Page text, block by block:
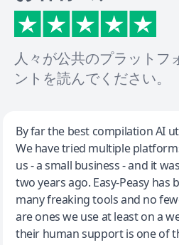
人々が公共のプラットフ
ントを読んでください。
Jeff Wilson
By far the best compilation AI
By far the best compilation AI
We have tried multiple
us - a small business - and it
two years ago. Easy-Peasy has
many freaking tools and no
are ones we use at least on a
their human support is one of